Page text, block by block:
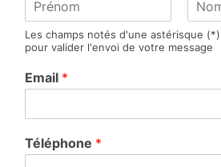
r
é
o
m
o
m
Les champs notés d'une astérisque
pour valider l'envoi de votre message
Email *
Téléphone *